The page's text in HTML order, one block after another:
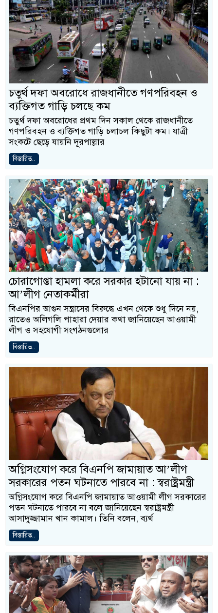
চতুর্থ দফা অবরোধে রাজধানীতে গণপরিবহন ও
ব্যক্তিগত গাড়ি চলছে কম
চতুর্থ দফা অবরোধের প্রথম দিন সকাল থেকে রাজধানীতে
গণপরিবহন ও ব্যক্তিগত গাড়ি চলাচল কিছুটা কম। যাত্রী
সংকটে ছেড়ে যায়নি দূরপাল্লার
বিস্তারিত..
চোরাগোপ্তা হামলা করে সরকার হটানো যায় না :
আ’লীগ নেতাকর্মীরা
বিএনপির আগুন সন্ত্রাসের বিরুদ্ধে এখন থেকে শুধু দিনে নয়,
রাতেও অলিগলি পাহারা দেয়ার কথা জানিয়েছেন আওয়ামী
লীগ ও সহযোগী সংগঠনগুলোর
বিস্তারিত..
অগ্নিসংযোগ করে বিএনপি জামায়াত আ’লীগ
সরকারের পতন ঘটনাতে পারবে না : স্বরাষ্ট্রমন্ত্রী
অগ্নিসংযোগ করে বিএনপি জামায়াত আওয়ামী লীগ সরকারের
পতন ঘটনাতে পারবে না বলে জানিয়েছেন স্বরাষ্ট্রমন্ত্রী
আসাদুজ্জামান খান কামাল। তিনি বলেন, ব্যর্থ
বিস্তারিত..